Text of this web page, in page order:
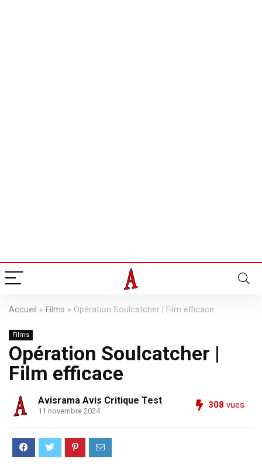
Accueil » Films » Opération Soulcatcher | Film efficace
Films
Opération Soulcatcher |
Film efficace
Avisrama Avis Critique Test
11 novembre 2024
308 vues